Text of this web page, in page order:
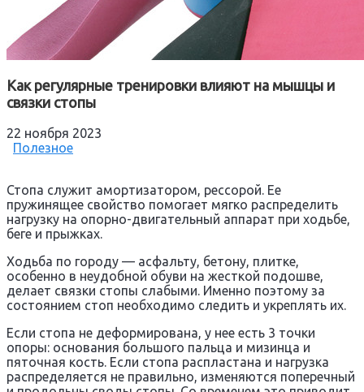
Как регулярные тренировки влияют на мышцы и
связки стопы
22 ноября 2023
Полезное
Стопа служит амортизатором, рессорой. Ее
пружинящее свойство помогает мягко распределить
нагрузку на опорно-двигательный аппарат при ходьбе,
беге и прыжках.
Ходьба по городу — асфальту, бетону, плитке,
особенно в неудобной обуви на жесткой подошве,
делает связки стопы слабыми. Именно поэтому за
состоянием стоп необходимо следить и укреплять их.
Если стопа не деформирована, у нее есть 3 точки
опоры: основания большого пальца и мизинца и
пяточная кость. Если стопа распластана и нагрузка
распределяется не правильно, изменяются поперечный